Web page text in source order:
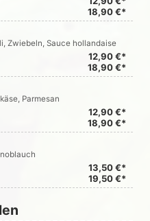
18,90 €*
Zwiebeln, Sauce hollandaise
12,90 €*
18,90 €*
Parmesan
12,90 €*
18,90 €*
13,50 €*
19,50 €*